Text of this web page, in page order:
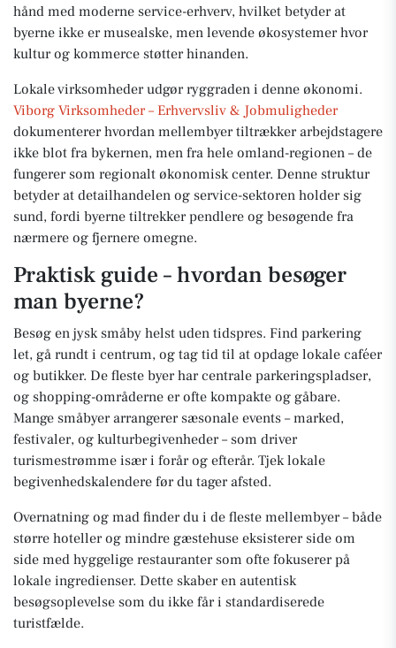
hånd med moderne service-erhverv, hvilket betyder at
byerne ikke er musealske, men levende økosystemer hvor
kultur og kommerce støtter hinanden.
Lokale virksomheder udgør ryggraden i denne økonomi.
Viborg Virksomheder – Erhvervsliv & Jobmuligheder
dokumenterer hvordan mellembyer tiltrækker arbejdstagere
ikke blot fra bykernen, men fra hele omland-regionen – de
fungerer som regionalt økonomisk center. Denne struktur
betyder at detailhandelen og service-sektoren holder sig
sund, fordi byerne tiltrekker pendlere og besøgende fra
nærmere og fjernere omegne.
Praktisk guide – hvordan besøger
man byerne?
Besøg en jysk småby helst uden tidspres. Find parkering
let, gå rundt i centrum, og tag tid til at opdage lokale caféer
og butikker. De fleste byer har centrale parkeringspladser,
og shopping-områderne er ofte kompakte og gåbare.
Mange småbyer arrangerer sæsonale events – marked,
festivaler, og kulturbegivenheder – som driver
turismestrømme især i forår og efterår. Tjek lokale
begivenhedskalendere før du tager afsted.
Overnatning og mad finder du i de fleste mellembyer – både
større hoteller og mindre gæstehuse eksisterer side om
side med hyggelige restauranter som ofte fokuserer på
lokale ingredienser. Dette skaber en autentisk
besøgsoplevelse som du ikke får i standardiserede
turistfælde.